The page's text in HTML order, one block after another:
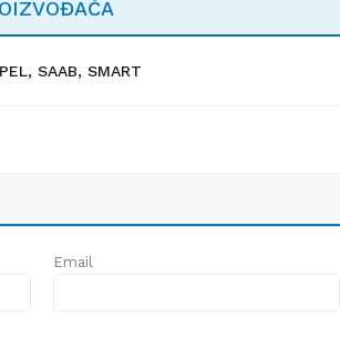
SAAB, SMART
Email